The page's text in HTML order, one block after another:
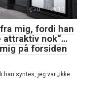
0 10
mig, fordi han
attraktiv nok“…
på forsiden
han syntes, jeg var „ikke